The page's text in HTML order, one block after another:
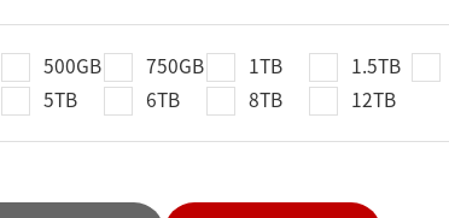
500GB 750GB 1TB 1.5TB
5TB 6TB 8TB 12TB